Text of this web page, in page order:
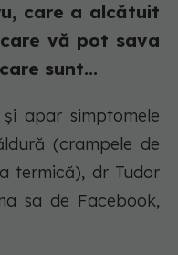
care a alcătuit
vă pot sava
sunt...
apar simptomele
(crampele de
termică), dr Tudor
sa de Facebook,